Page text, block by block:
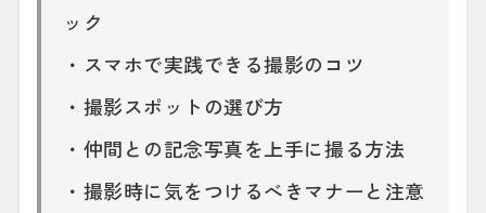
ック
・スマホで実践できる撮影のコツ
・撮影スポットの選び方
・仲間との記念写真を上手に撮る方法
・撮影時に気をつけるべきマナーと注意